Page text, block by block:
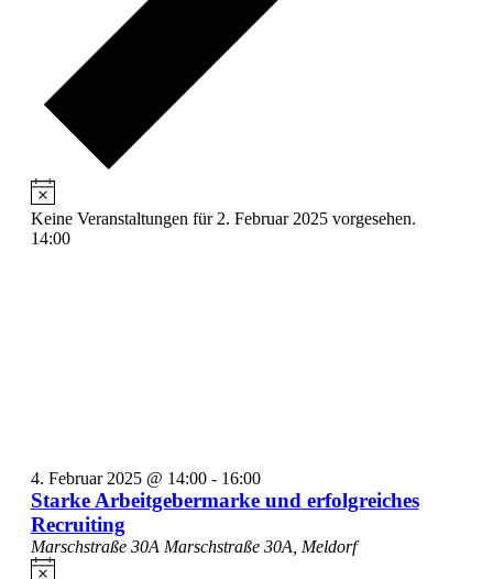
Keine Veranstaltungen für 2. Februar 2025 vorgesehen.
14:00
4. Februar 2025 @ 14:00- 16:00
Starke Arbeitgebermarke und erfolgreiches
Recruiting
Marschstraße 30A Marschstraße 30A, Meldorf